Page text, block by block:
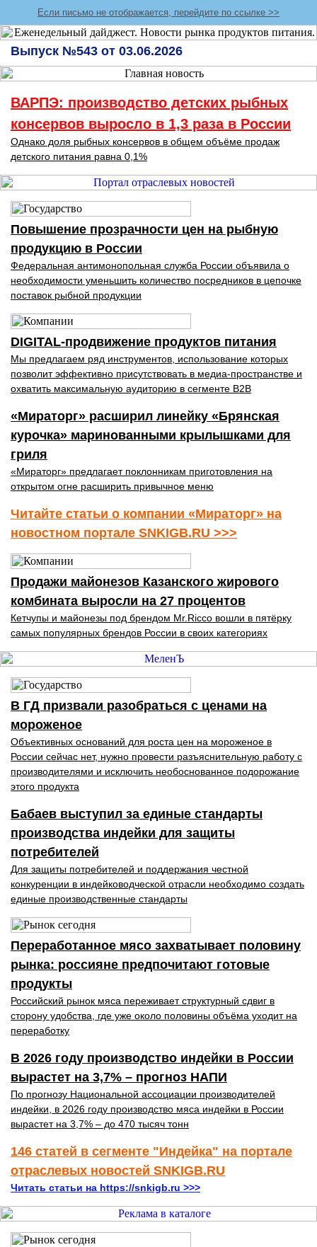
Если письмо не отображается, перейдите по ссылке >>
Выпуск №543 от 03.06.2026
ВАРПЭ: производство детских рыбных
консервов выросло в 1,3 раза в России
Однако доля рыбных консервов в общем объёме продаж
детского питания равна 0,1%
Повышение прозрачности цен на рыбную
продукцию в России
Федеральная антимонопольная служба России объявила о
необходимости уменьшить количество посредников в цепочке
поставок рыбной продукции
DIGITAL-продвижение продуктов питания
Мы предлагаем ряд инструментов, использование которых
позволит эффективно присутствовать в медиа-пространстве и
охватить максимальную аудиторию в сегменте B2B
«Мираторг» расширил линейку «Брянская
курочка» маринованными крылышками для
гриля
«Мираторг» предлагает поклонникам приготовления на
открытом огне расширить привычное меню
Читайте статьи о компании «Мираторг» на
новостном портале SNKIGB.RU >>>
Продажи майонезов Казанского жирового
комбината выросли на 27 процентов
Кетчупы и майонезы под брендом Mr.Ricco вошли в пятёрку
самых популярных брендов России в своих категориях
В ГД призвали разобраться с ценами на
мороженое
Объективных оснований для роста цен на мороженое в
России сейчас нет, нужно провести разъяснительную работу с
производителями и исключить необоснованное подорожание
этого продукта
Бабаев выступил за единые стандарты
производства индейки для защиты
потребителей
Для защиты потребителей и поддержания честной
конкуренции в индейководческой отрасли необходимо создать
единые производственные стандарты
Переработанное мясо захватывает половину
рынка: россияне предпочитают готовые
продукты
Российский рынок мяса переживает структурный сдвиг в
сторону удобства, где уже около половины объёма уходит на
переработку
В 2026 году производство индейки в России
вырастет на 3,7% – прогноз НАПИ
По прогнозу Национальной ассоциации производителей
индейки, в 2026 году производство мяса индейки в России
вырастет на 3,7% – до 470 тысяч тонн
146 статей в сегменте "Индейка" на портале
отраслевых новостей SNKIGB.RU
Читать статьи на https://snkigb.ru >>>